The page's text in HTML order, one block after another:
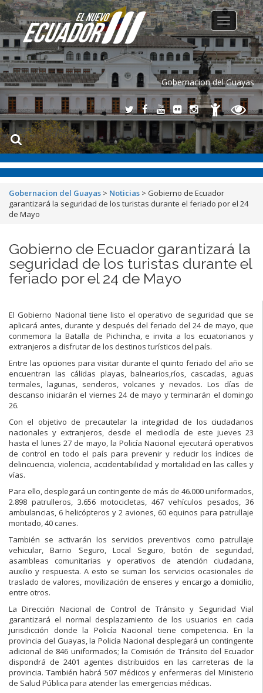
Gobernacion del Guayas
Toggle
navigation
Gobernacion del Guayas > Noticias > Gobierno de Ecuador
garantizará la seguridad de los turistas durante el feriado por el 24
de Mayo
Gobierno de Ecuador garantizará la
seguridad de los turistas durante el
feriado por el 24 de Mayo
El Gobierno Nacional tiene listo el operativo de seguridad que se
aplicará antes, durante y después del feriado del 24 de mayo, que
conmemora la Batalla de Pichincha, e invita a los ecuatorianos y
extranjeros a disfrutar de los destinos turísticos del país.
Entre las opciones para visitar durante el quinto feriado del año se
encuentran las cálidas playas, balnearios,ríos, cascadas, aguas
termales, lagunas, senderos, volcanes y nevados. Los días de
descanso iniciarán el viernes 24 de mayo y terminarán el domingo
26.
Con el objetivo de precautelar la integridad de los ciudadanos
nacionales y extranjeros, desde el mediodía de este jueves 23
hasta el lunes 27 de mayo, la Policía Nacional ejecutará operativos
de control en todo el país para prevenir y reducir los índices de
delincuencia, violencia, accidentabilidad y mortalidad en las calles y
vías.
Para ello, desplegará un contingente de más de 46.000 uniformados,
2.898 patrulleros, 3.656 motocicletas, 467 vehículos pesados, 36
ambulancias, 6 helicópteros y 2 aviones, 60 equinos para patrullaje
montado, 40 canes.
También se activarán los servicios preventivos como patrullaje
vehicular, Barrio Seguro, Local Seguro, botón de seguridad,
asambleas comunitarias y operativos de atención ciudadana,
auxilio y respuesta. A esto se suman los servicios ocasionales de
traslado de valores, movilización de enseres y encargo a domicilio,
entre otros.
La Dirección Nacional de Control de Tránsito y Seguridad Vial
garantizará el normal desplazamiento de los usuarios en cada
jurisdicción donde la Policía Nacional tiene competencia. En la
provincia del Guayas, la Policía Nacional desplegará un contingente
adicional de 846 uniformados; la Comisión de Tránsito del Ecuador
dispondrá de 2401 agentes distribuidos en las carreteras de la
provincia. También habrá 507 médicos y enfermeras del Ministerio
de Salud Pública para atender las emergencias médicas.